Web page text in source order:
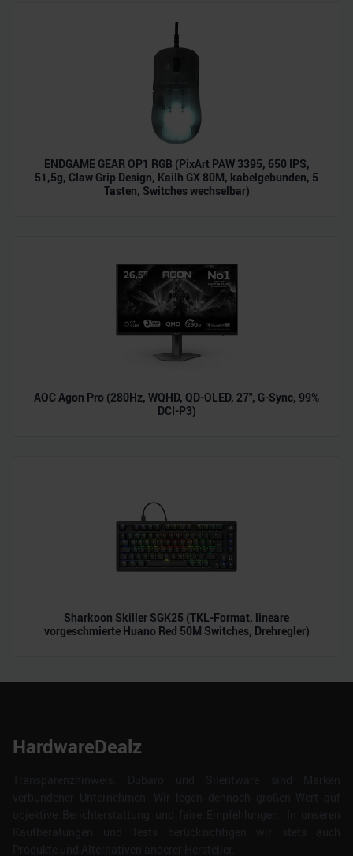
ENDGAME GEAR OP1 RGB (PixArt PAW 3395, 650 IPS,
51,5g, Claw Grip Design, Kailh GX 80M, kabelgebunden, 5
Tasten, Switches wechselbar)
AOC Agon Pro (280Hz, WQHD, QD-OLED, 27", G-Sync, 99%
DCI-P3)
Sharkoon Skiller SGK25 (TKL-Format, lineare
vorgeschmierte Huano Red 50M Switches, Drehregler)
HardwareDealz